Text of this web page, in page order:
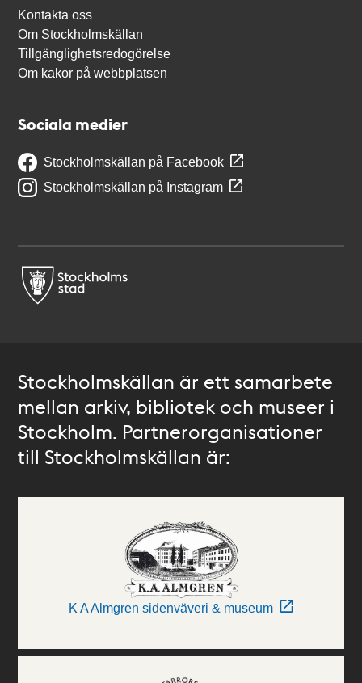
Kontakta oss
Om Stockholmskällan
Tillgänglighetsredogörelse
Om kakor på webbplatsen
Sociala medier
Stockholmskällan på Facebook
Stockholmskällan på Instagram
Stockholmskällan är ett samarbete
mellan arkiv, bibliotek och museer i
Stockholm. Partnerorganisationer
till Stockholmskällan är:
K A Almgren sidenväveri & museum